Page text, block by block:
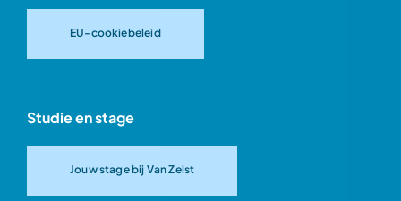
EU-cookiebeleid
Studie en stage
Jouw stage bij Van Zelst